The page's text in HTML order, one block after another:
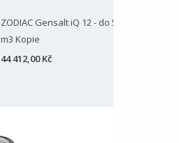
ZODIAC Gensalt iQ 12 - do 50
m3 Kopie
44 412,00 Kč